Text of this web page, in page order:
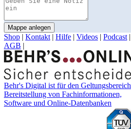
Mappe anlegen
Shop | Kontakt | Hilfe | Videos | Podcast |
AGB |
Behr's Digital ist für den Geltungsbereich
Bereitstellung von Fachinformationen,
Software und Online-Datenbanken